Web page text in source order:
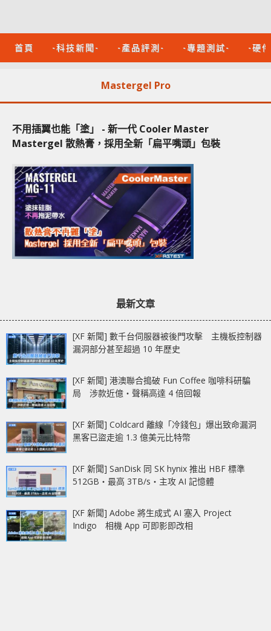
首頁 -科技新聞- -產品評測- -專題測試- -硬
Mastergel Pro
不用插翼也能「塗」 - 新一代 Cooler Master
Mastergel 散熱膏，採用全新「扁平嘴頭」包裝
最新文章
[XF 新聞] 數千台伺服器被後門攻擊 主機板控制器
漏洞部分甚至超過 10 年歷史
[XF 新聞] 港澳聯合搗破 Fun Coffee 咖啡科研騙
局 涉款近億‧聲稱高達 4 倍回報
[XF 新聞] Coldcard 離線「冷錢包」爆出致命漏洞
黑客已盜走逾 1.3 億美元比特幣
[XF 新聞] SanDisk 同 SK hynix 推出 HBF 標準
512GB‧最高 3TB/s‧主攻 AI 記憶體
[XF 新聞] Adobe 將生成式 AI 塞入 Project
Indigo 相機 App 可即影即改相